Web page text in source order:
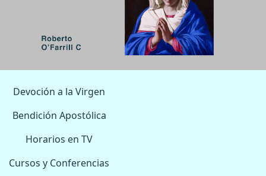
Devoción a la Virgen
Bendición Apostólica
Horarios en TV
Cursos y Conferencias